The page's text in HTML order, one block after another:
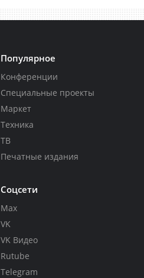
Популярное
Конференции
Специальные проекты
Маркет
Техника
ТВ
Печатные издания
Соцсети
Max
VK
VK Видео
Rutube
Telegram